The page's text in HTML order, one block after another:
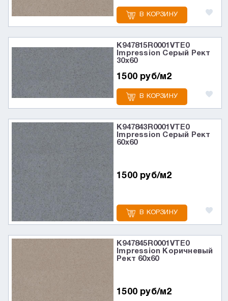
В КОРЗИНУ
K947815R0001VTE0
Impression Серый Рект
30x60
1500 руб/м2
В КОРЗИНУ
K947843R0001VTE0
Impression Серый Рект
60x60
1500 руб/м2
В КОРЗИНУ
K947845R0001VTE0
Impression Коричневый
Рект 60x60
1500 руб/м2